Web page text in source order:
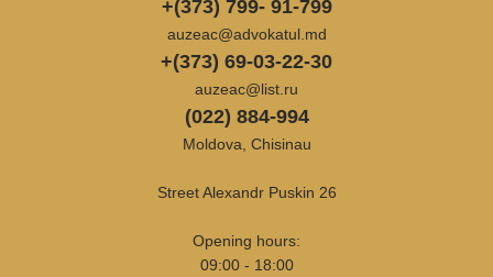
+(373) 799- 91-799
auzeac@advokatul.md
+(373) 69-03-22-30
auzeac@list.ru
(022) 884-994
Moldova, Chisinau
Street Alexandr Puskin 26
Opening hours:
09:00 - 18:00